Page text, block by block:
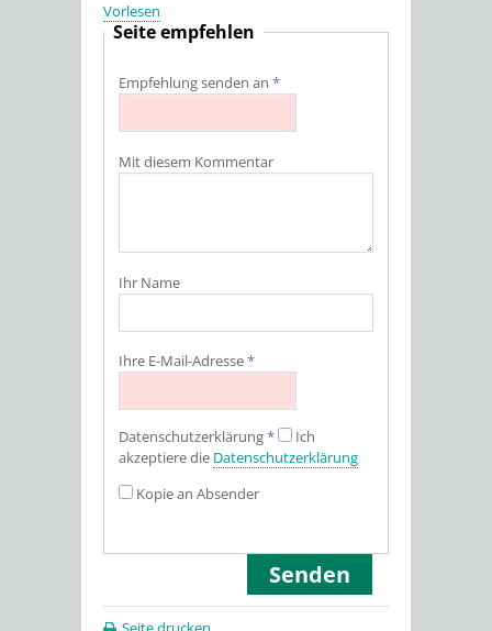
Vorlesen
Seite empfehlen
Empfehlung senden an *
Mit diesem Kommentar
Ihr Name
Ihre E-Mail-Adresse*
Datenschutz­erklärung*
Ich
akzeptiere die Datenschutz­erklärung
Kopie an Absender